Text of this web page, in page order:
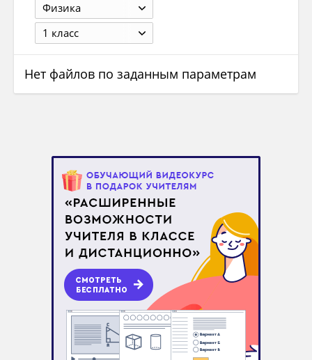
Физика
1 класс
Нет файлов по заданным параметрам